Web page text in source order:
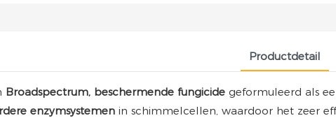
Productdetail
Broadspectrum, beschermende fungicide geformuleerd als
enzymsystemen in schimmelcellen, waardoor het zeer